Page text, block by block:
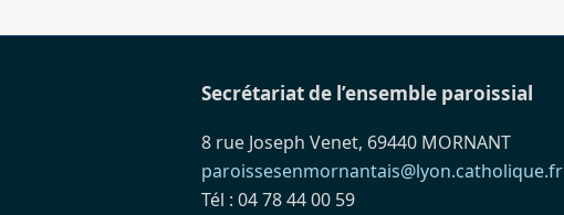
Secrétariat de l’ensemble paroissial
8 rue Joseph Venet, 69440 MORNANT
paroissesenmornantais@lyon.catholique.fr
Tél : 04 78 44 00 59